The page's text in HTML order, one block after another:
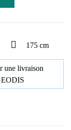
175 cm
une livraison